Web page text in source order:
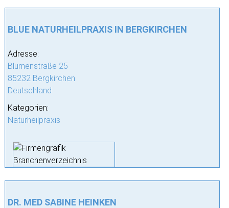
BLUE NATURHEILPRAXIS IN BERGKIRCHEN
Adresse:
Blumenstraße 25
85232 Bergkirchen
Deutschland
Kategorien:
Naturheilpraxis
DR. MED SABINE HEINKEN